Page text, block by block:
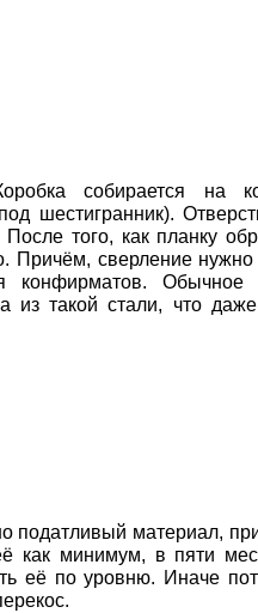
собирается на
шестигранник).
того, как планку
Причём, сверление
конфирматов. Обычное
из такой стали, что
податливый материал,
как минимум, в пяти
её по уровню. Иначе